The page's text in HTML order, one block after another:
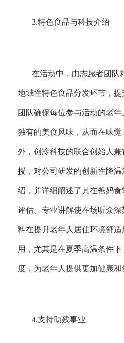
3.特色食品与科技介绍
在活动中，由志愿者团队
地域性特色食品分发环节，提
团队确保每位参与活动的老
独有的美食风味，从而在味
外，创冷科技的联合创始人
授，对公司研发的创新性降
绍，并详细阐述了其在爸妈
评估。专业讲解使在场听众
料在提升老年人居住环境舒
用，尤其是在夏季高温条件
度，为老年人提供更加健康和
4.支持助残事业